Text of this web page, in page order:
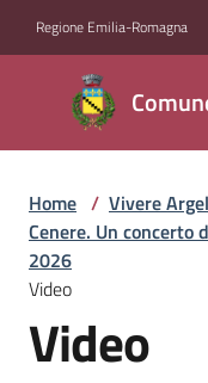
Regione Emilia-Romagna
Comune
di
Argelato
Amministrazione
Novità
Home / Vivere
Cenere. Un concerto
2026
Video
Video